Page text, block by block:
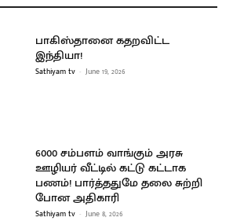
பாகிஸ்தானை கதறவிட்ட
இந்தியா!
Sathiyam tv - June 19, 2026
6000 சம்பளம் வாங்கும் அரசு
ஊழியர் வீட்டில் கட்டு கட்டாக
பணம்! பார்த்ததுமே தலை சுற்றி
போன அதிகாரி
Sathiyam tv - June 8, 2026